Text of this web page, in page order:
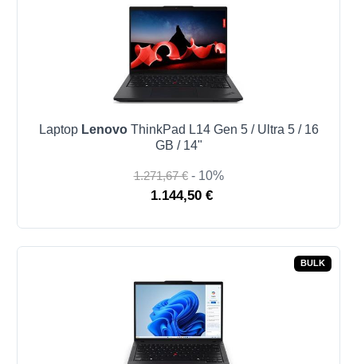
Laptop LenovoThinkPad L14 Gen 5 / Ultra 5 / 16
GB / 14"
1.271,67 € - 10%
1.144,50 €
BULK